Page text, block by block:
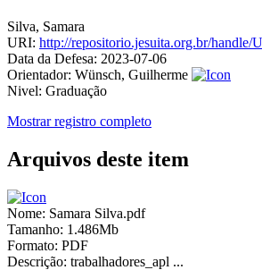
Silva, Samara
URI: http://repositorio.jesuita.org.br/handle/
Data da Defesa: 2023-07-06
Orientador: Wünsch, Guilherme
Nivel: Graduação
Mostrar registro completo
Arquivos deste item
Nome: Samara Silva.pdf
Tamanho: 1.486Mb
Formato: PDF
Descrição: trabalhadores_apl ...